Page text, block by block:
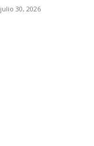
julio 30, 2026